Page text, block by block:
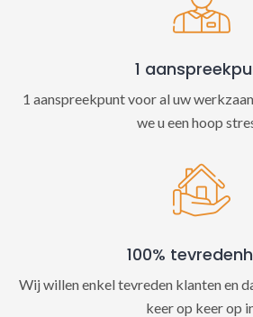
1
1 aanspreekpunt voor al uw
we u een hoop
100%
Wij willen enkel tevreden klanten en
keer op keer op